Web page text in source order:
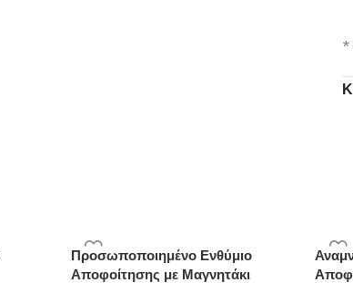
*
Προσωποποιημένο Ενθύμιο
Αποφοίτησης με Μαγνητάκι